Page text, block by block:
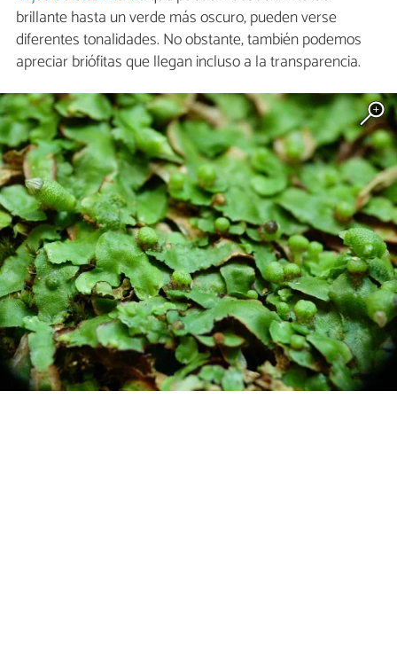
brillante hasta un verde más oscuro, pueden verse
diferentes tonalidades. No obstante, también podemos
apreciar briófitas que llegan incluso a la transparencia.